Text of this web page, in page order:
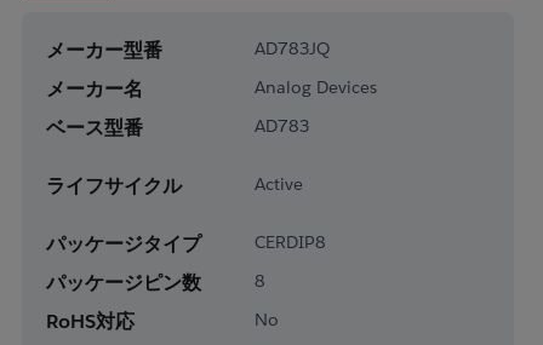
メーカー型番 AD783JQ
メーカー名 Analog Devices
ベース型番 AD783
ライフサイクル Active
パッケージタイプ CERDIP8
パッケージピン数 8
RoHS対応 No